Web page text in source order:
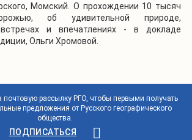
Момский. О прохождении 10 тысяч
об удивительной природе,
встречах и впечатлениях - в докладе
Ольги Хромовой.
почтовую рассылку РГО, чтобы первыми получать
предложения от Русского географического
общества.
ПОДПИСАТЬСЯ